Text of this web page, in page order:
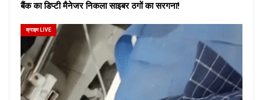
बैंक का डिप्टी मैनेजर निकला साइबर ठगों का सरगना!
क्राइम LIVE